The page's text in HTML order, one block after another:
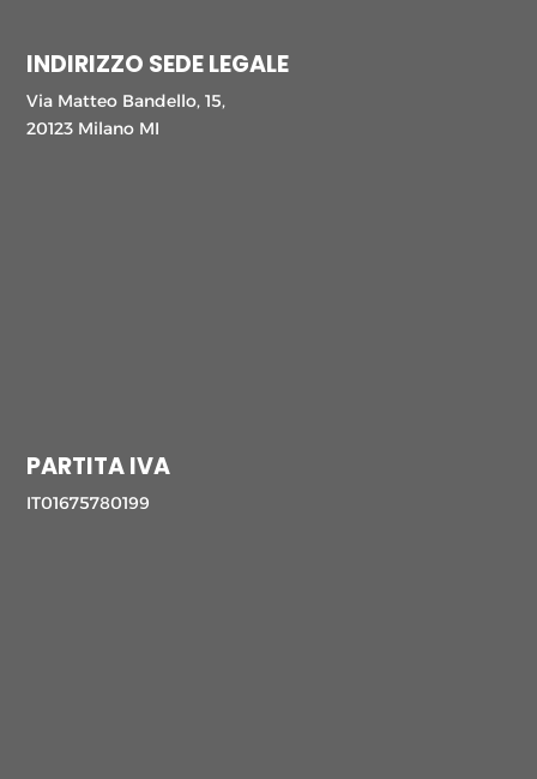
INDIRIZZO SEDE LEGALE
Via Matteo Bandello, 15,
20123 Milano MI
PARTITA IVA
IT01675780199